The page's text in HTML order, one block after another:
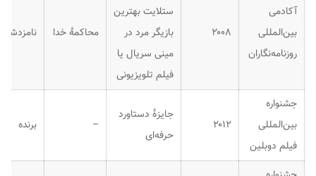
آکادمی
بین‌المللی
روزنامه‌نگاران
۲۰۰۸
ستلایت بهترین
بازیگر مرد در
مینی سریال یا
فیلم تلویزیونی
محاکمهٔ خدا نامزدشده
جشنواره
بین‌المللی
فیلم دوبلین
۲۰۱۲
جایزهٔ دستاورد
حرفه‌ای
– برنده